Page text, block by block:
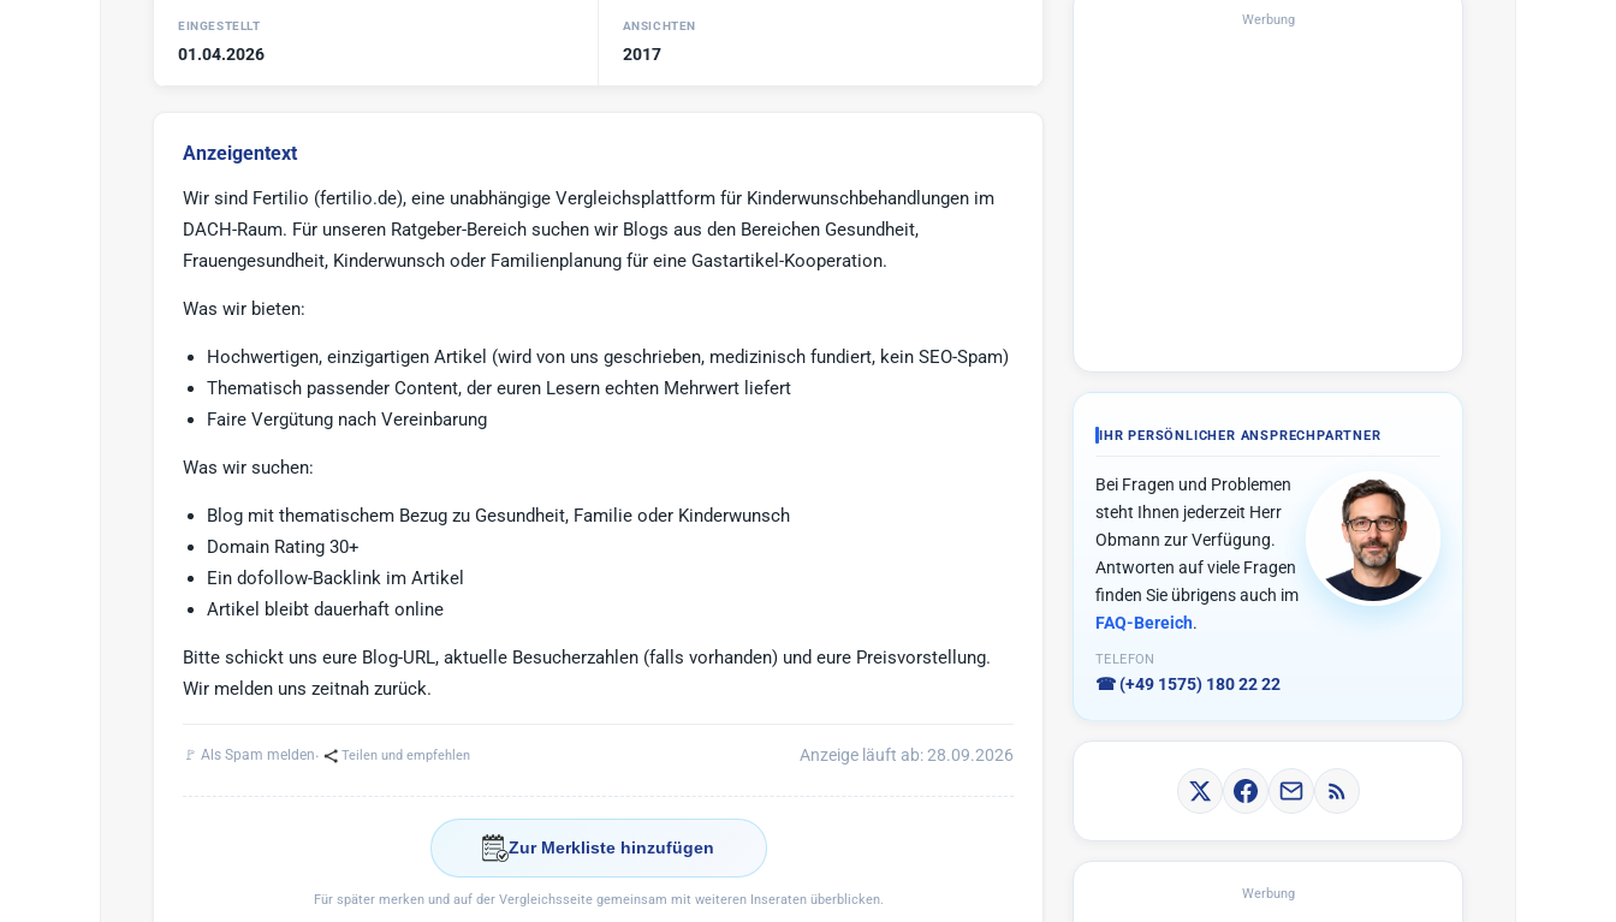
EINGESTELLT
01.04.2026
ANSICHTEN
2017
Anzeigentext
Wir sind Fertilio (fertilio.de), eine unabhängige Vergleichsplattform für Kinderwunschbehandlungen im
DACH-Raum. Für unseren Ratgeber-Bereich suchen wir Blogs aus den Bereichen Gesundheit,
Frauengesundheit, Kinderwunsch oder Familienplanung für eine Gastartikel-Kooperation.
Was wir bieten:
Hochwertigen, einzigartigen Artikel (wird von uns geschrieben, medizinisch fundiert, kein SEO-Spam)
Thematisch passender Content, der euren Lesern echten Mehrwert liefert
Faire Vergütung nach Vereinbarung
Was wir suchen:
Blog mit thematischem Bezug zu Gesundheit, Familie oder Kinderwunsch
Domain Rating 30+
Ein dofollow-Backlink im Artikel
Artikel bleibt dauerhaft online
Bitte schickt uns eure Blog-URL, aktuelle Besucherzahlen (falls vorhanden) und eure Preisvorstellung.
Wir melden uns zeitnah zurück.
🚩 Als Spam melden· Teilen und empfehlen Anzeige läuft ab: 28.09.2026
Zur Merkliste hinzufügen
Für später merken und auf der Vergleichsseite gemeinsam mit weiteren Inseraten überblicken.
Werbung
IHR PERSÖNLICHER ANSPRECHPARTNER
Bei Fragen und Problemen
steht Ihnen jederzeit Herr
Obmann zur Verfügung.
Antworten auf viele Fragen
finden Sie übrigens auch im
FAQ-Bereich.
TELEFON
☎(+49 1575) 180 22 22
Werbung